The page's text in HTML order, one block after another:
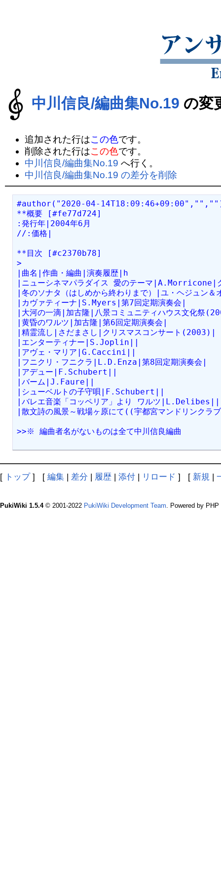
中川信良/編曲集No.19 の変
追加された行はこの色です。
削除された行はこの色です。
中川信良/編曲集No.19 へ行く。
中川信良/編曲集No.19 の差分を削除
#author("2020-04-
**概要 [#fe77d724]
:発行年|2004年6月
//:価格|
**目次 [#c2370b78]
>
|曲名|作曲・編曲|演奏履歴|h
|ニューシネマパラダイス 愛のテーマ|A.Morricone|
|冬のソナタ（はしめから終わりまで）|ユ・ヘジュン
|カヴァティーナ|S.Myers|第7回定期演奏会|
|大河の一滴|加古隆|八景コミュニティハウス文化祭
|黄昏のワルツ|加古隆|第6回定期演奏会|
|精霊流し|さだまさし|クリスマスコンサート(2003)|
|エンターティナー|S.Joplin||
|アヴェ・マリア|G.Caccini||
|フニクリ・フニクラ|L.D.Enza|第8回定期演奏会|
|アデュー|F.Schubert||
|バーム|J.Faure||
|シューベルトの子守唄|F.Schubert||
|バレエ音楽「コッペリア」より ワルツ|L.Delibes||
|散文詩の風景～戦場ヶ原にて((宇都宮マンドリン
>>※ 編曲者名がないものは全て中川信良編曲
[ トップ] [ 編集 | 差分 | 履歴 | 添付 | リロード ] [ 新規 |
PukiWiki 1.5.4© 2001-2022 PukiWiki Development Team. Powered by